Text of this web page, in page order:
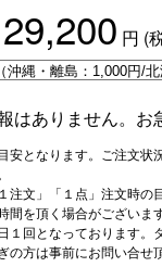
29,200 円 (
はありません。お
安となります。ご注文
注文」「１点」注文時
間を頂く場合がございます
１回となっております。
の方は事前にお問い合せ